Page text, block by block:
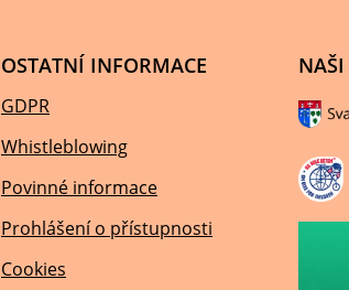
OSTATNÍ INFORMACE
GDPR
Whistleblowing
Povinné informace
Prohlášení o přístupnosti
Cookies
NAŠI